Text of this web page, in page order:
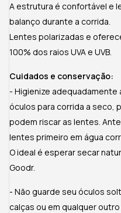
A estrutura é confortável e
balanço durante a corrida.
Lentes polarizadas e
100% dos raios UVA e UVB.
Cuidados e conservação:
- Higienize adequadamente
óculos para corrida a seco,
podem riscar as lentes.
lentes primeiro em água
O ideal é esperar secar
Goodr.
- Não guarde seu óculos
calças ou em qualquer